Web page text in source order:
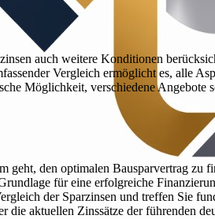
auch weitere Konditionen
Vergleich ermöglicht es, alle
Möglichkeit, verschiedene
geht, den optimalen Bausparvertrag zu
für eine erfolgreiche
der Sparzinsen und treffen Sie
aktuellen Zinssätze der führenden